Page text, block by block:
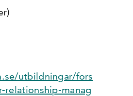
utbildningar/fors
relationship-manag